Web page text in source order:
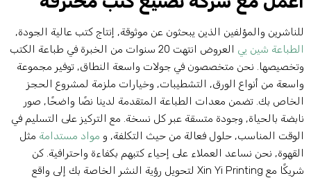
والمؤلفين الذين يبحثون عن موثوقة, إنتاج كتب عالية الجودة,
شين يي
العروض انتهت 20 سنوات من الخبرة في طباعة الكتب
نحن متخصصون في جولات واسعة النطاق, توفير مجموعة
من أنواع الورق, التشطيبات, وخيارات ملزمة لمشروع الحجز
بك. تضمن معدات الطباعة المتقدمة لدينا نصًا واضحًا, صور
بالحياة, وجودة متسقة عبر كل نسخة. مع التركيز على التسليم في
المناسب, حلول فعالة من حيث التكلفة, و مواد مستدامة مثل
نحن نساعد العملاء على إحياء كتبهم بكفاءة واحترافية. كن
شريكًا مع Xin Yi Printing لتحويل رؤية النشر الخاصة بك إلى واقع